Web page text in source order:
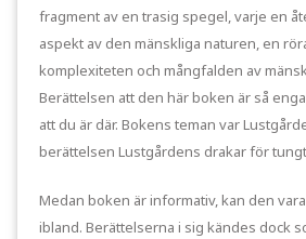
fragment av en trasig spegel, varje en
aspekt av den mänskliga naturen, en
komplexiteten och mångfalden av
Berättelsen att den här boken är så
att du är där. Bokens teman var
berättelsen Lustgårdens drakar för
Medan boken är informativ, kan den
ibland. Berättelserna i sig kändes dock